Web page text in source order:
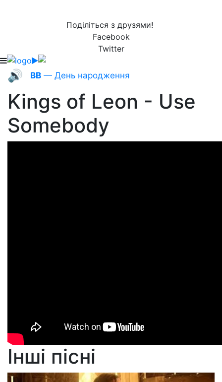
Поділіться з друзями!
Facebook
Twitter
🔊 ВВ — День народження
Kings of Leon - Use
Somebody
Інші пісні